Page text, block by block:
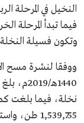
النخيل في المرحلة
فيما تبدأ المرحلة
وتكون فسيلة النخلة صالحة
ووفقا لنشرة مسح
1,539,755